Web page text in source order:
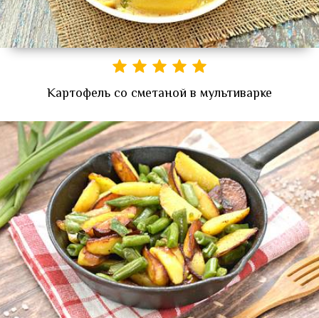
Картофель со сметаной в мультиварке